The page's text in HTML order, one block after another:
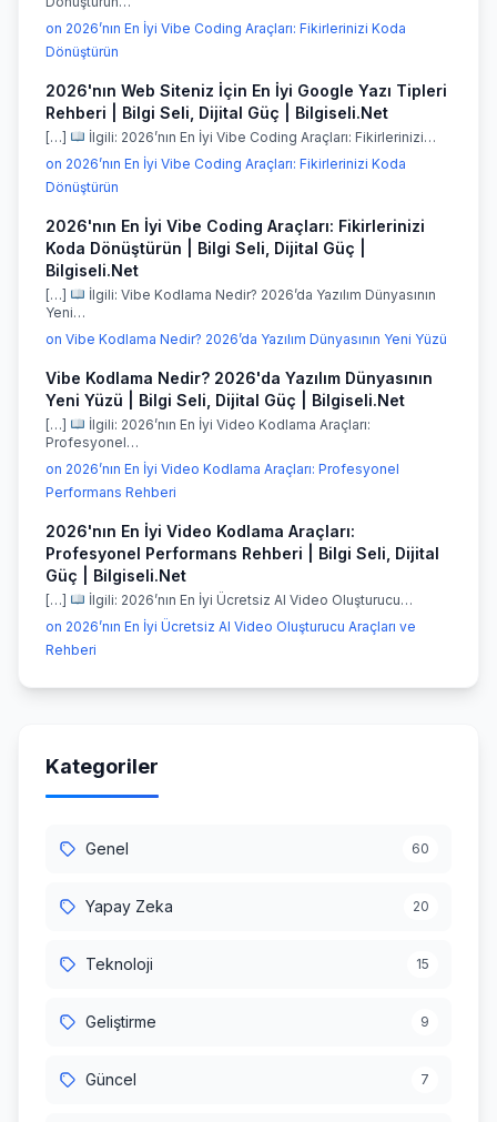
on 2026’nın En İyi Vibe Coding Araçları: Fikirlerinizi Koda
Dönüştürün
2026'nın Web Siteniz İçin En İyi Google Yazı Tipleri
Rehberi | Bilgi Seli, Dijital Güç | Bilgiseli.Net
[…]
İlgili: 2026’nın En İyi Vibe Coding Araçları: Fikirlerinizi…
on 2026’nın En İyi Vibe Coding Araçları: Fikirlerinizi Koda
Dönüştürün
2026'nın En İyi Vibe Coding Araçları: Fikirlerinizi
Koda Dönüştürün | Bilgi Seli, Dijital Güç |
Bilgiseli.Net
[…]
İlgili: Vibe Kodlama Nedir? 2026’da Yazılım Dünyasının
Yeni…
on Vibe Kodlama Nedir? 2026’da Yazılım Dünyasının Yeni Yüzü
Vibe Kodlama Nedir? 2026'da Yazılım Dünyasının
Yeni Yüzü | Bilgi Seli, Dijital Güç | Bilgiseli.Net
[…]
İlgili: 2026’nın En İyi Video Kodlama Araçları:
Profesyonel…
on 2026’nın En İyi Video Kodlama Araçları: Profesyonel
Performans Rehberi
2026'nın En İyi Video Kodlama Araçları:
Profesyonel Performans Rehberi | Bilgi Seli, Dijital
Güç | Bilgiseli.Net
[…]
İlgili: 2026’nın En İyi Ücretsiz AI Video Oluşturucu…
on 2026’nın En İyi Ücretsiz AI Video Oluşturucu Araçları ve
Rehberi
Kategoriler
Genel 60
Yapay Zeka 20
Teknoloji 15
Geliştirme 9
Güncel 7